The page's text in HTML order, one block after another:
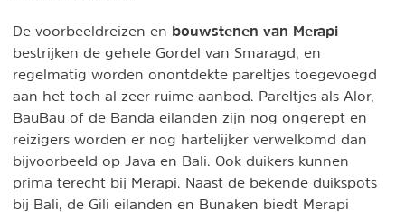
De voorbeeldreizen en bouwstenen van Merapi
bestrijken de gehele Gordel van Smaragd, en
regelmatig worden onontdekte pareltjes toegevoegd
aan het toch al zeer ruime aanbod. Pareltjes als Alor,
BauBau of de Banda eilanden zijn nog ongerept en
reizigers worden er nog hartelijker verwelkomd dan
bijvoorbeeld op Java en Bali. Ook duikers kunnen
prima terecht bij Merapi. Naast de bekende duikspots
bij Bali, de Gili eilanden en Bunaken biedt Merapi